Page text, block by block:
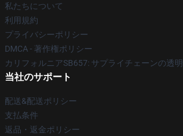
私たちについて
利用規約
プライバシーポリシー
DMCA - 著作権ポリシー
カリフォルニアSB657: サプライチェーンの透
当社のサポート
配送&配送ポリシー
支払条件
返品・返金ポリシー